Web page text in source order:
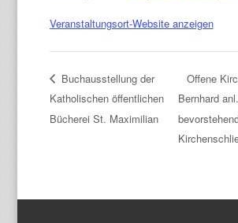
Veranstaltungsort-Website anzeigen
Buchausstellung der
Katholischen öffentlichen
Bücherei St. Maximilian
Offene
Bernhard anl.